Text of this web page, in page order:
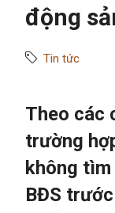
động
Tin tức
Theo các
trường
không
BĐS trước